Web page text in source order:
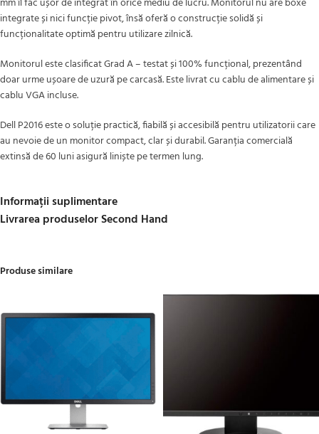
mm îl fac ușor de integrat în orice mediu de lucru. Monitorul nu are boxe
integrate și nici funcție pivot, însă oferă o construcție solidă și
funcționalitate optimă pentru utilizare zilnică.
Monitorul este clasificat Grad A – testat și 100% funcțional, prezentând
doar urme ușoare de uzură pe carcasă. Este livrat cu cablu de alimentare și
cablu VGA incluse.
Dell P2016 este o soluție practică, fiabilă și accesibilă pentru utilizatorii care
au nevoie de un monitor compact, clar și durabil. Garanția comercială
extinsă de 60 luni asigură liniște pe termen lung.
Informații suplimentare
Livrarea produselor Second Hand
Produse similare